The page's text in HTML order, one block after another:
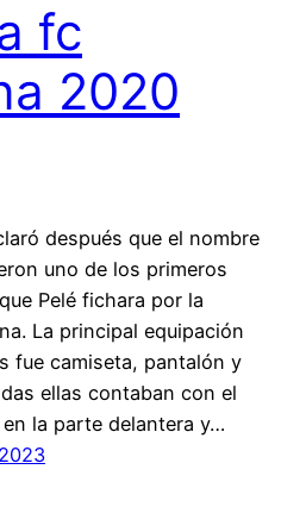
fc
2020
después que el nombre
uno de los primeros
Pelé fichara por la
La principal equipación
fue camiseta, pantalón y
ellas contaban con el
la parte delantera y…